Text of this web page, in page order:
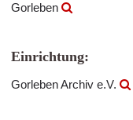
Gorleben
Einrichtung:
Gorleben Archiv e.V.